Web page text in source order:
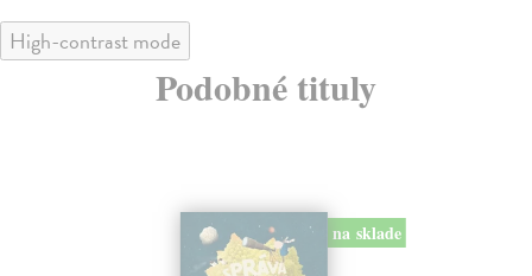
High-contrast mode
Podobné tituly
na sklade